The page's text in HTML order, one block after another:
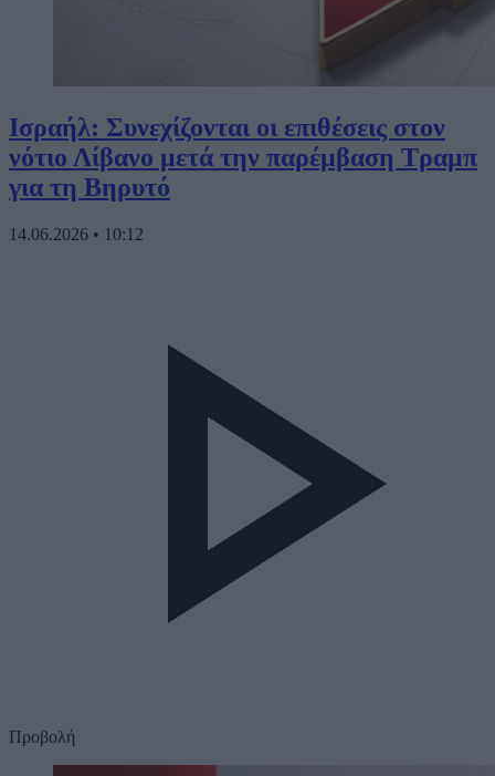
Ισραήλ: Συνεχίζονται οι επιθέσεις στον
νότιο Λίβανο μετά την παρέμβαση Τραμπ
για τη Βηρυτό
14.06.2026 • 10:12
Προβολή